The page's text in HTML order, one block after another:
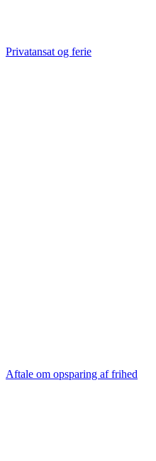
Privatansat og ferie
Aftale om opsparing af frihed